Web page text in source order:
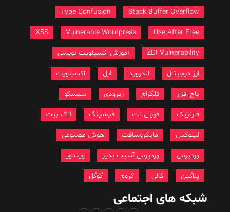
Stack Buffer Overflow
Type Confusion
Use After Free
Vulnerable Wordpress
ZDI Vulnerability آموزش اکسپلویت نویسی
ارز دیجیتال اندروید اکسپلویت
باج افزار تلگرام زیرودی سیسکو
فارنزیک فورتی نت فیشینگ لاک بیت
لینوکس مایکروسافت هوش مصنوعی
وردپرس وردپرس آسیب پذیر ویندوز
پلاگین
شبکه های اجتماعی